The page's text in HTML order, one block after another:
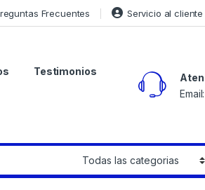
Frecuentes Servicio al cliente
Testimonios